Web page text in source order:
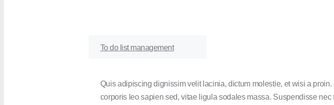
To do list management
Quis adipiscing dignissim velit lacinia, dictum molestie, et wisi a proin.
corporis leo sapien sed, vitae ligula sodales massa. Suspendisse nec